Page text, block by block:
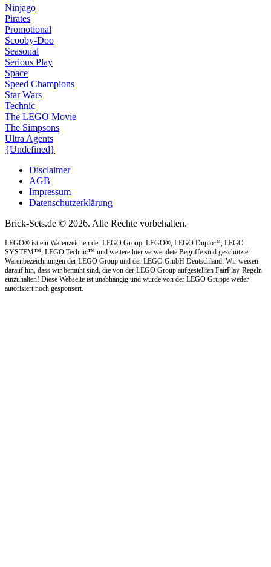
Ninjago
Pirates
Promotional
Scooby-Doo
Seasonal
Serious Play
Space
Speed Champions
Star Wars
Technic
The LEGO Movie
The Simpsons
Ultra Agents
{Undefined}
Disclaimer
AGB
Impressum
Datenschutzerklärung
Brick-Sets.de © 2026. Alle Rechte vorbehalten.
LEGO® ist ein Warenzeichen der LEGO Group. LEGO®, LEGO Duplo™, LEGO
SYSTEM™, LEGO Technic™ und weitere hier verwendete Begriffe sind geschützte
Warenbezeichnungen der LEGO Group und der LEGO GmbH Deutschland. Wir weisen
darauf hin, dass wir bemüht sind, die von der LEGO Group aufgestellten FairPlay-Regeln
einzuhalten! Diese Webseite ist unabhängig und wurde von der LEGO Gruppe weder
autorisiert noch gesponsert.